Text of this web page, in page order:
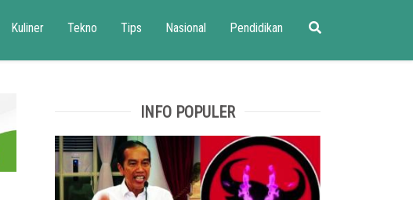
Kuliner Tekno Tips Nasional Pendidikan
INFO POPULER